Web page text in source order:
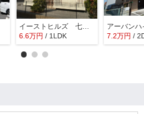
イーストヒルズ 七番館
6.6万円 / 1LDK
アーバンハ
7.2万円 /